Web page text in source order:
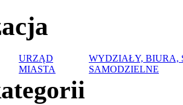
URZĄD
MIASTA
WYDZIAŁY, BIURA,
SAMODZIELNE